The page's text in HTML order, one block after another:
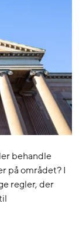
behandle
på området? I
regler, der